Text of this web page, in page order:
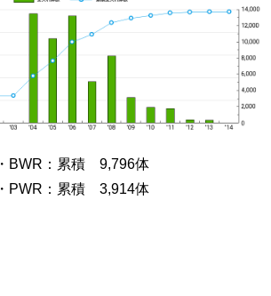
・BWR：累積 9,796体
・PWR：累積 3,914体